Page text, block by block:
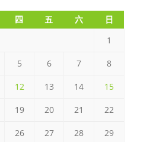
四 五 六
日
1
5 6 7 8
12 13 14 15
19 20 21 22
26 27 28 29